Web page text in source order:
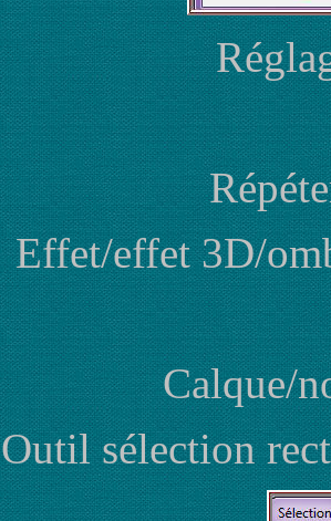
Effet/effet 3D/
Calque/
Outil sélection